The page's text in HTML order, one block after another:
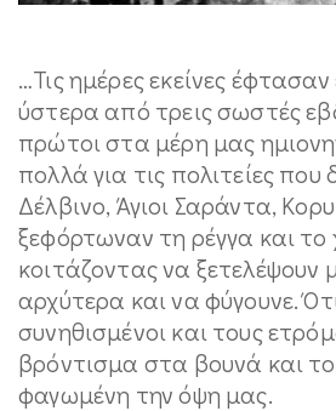
…Τις ημέρες εκείνες έφτασαν
ύστερα από τρεις σωστές
πρώτοι στα μέρη μας
πολλά για τις πολιτείες που
Δέλβινο, Άγιοι Σαράντα,
ξεφόρτωναν τη ρέγγα και
κοιτάζοντας να ξετελέψουν
αρχύτερα και να φύγουνε.
συνηθισμένοι και τους
βρόντισμα στα βουνά και
φαγωμένη την όψη μας.